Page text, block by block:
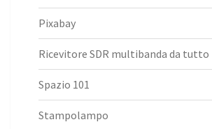
Pixabay
Ricevitore SDR multibanda da
Spazio 101
Stampolampo